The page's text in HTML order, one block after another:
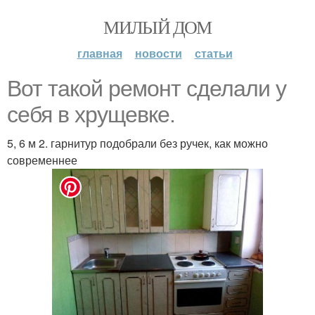
МИЛЫЙ ДОМ
главная новости статьи
Вот такой ремонт сделали у
себя в хрущевке.
5, 6 м 2. гарнитур подобрали без ручек, как можно
современнее